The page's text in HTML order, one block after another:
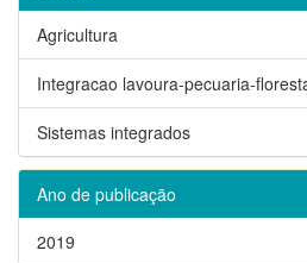
Agricultura
Integracao lavoura-pecuaria-
Sistemas integrados
Ano de publicação
2019